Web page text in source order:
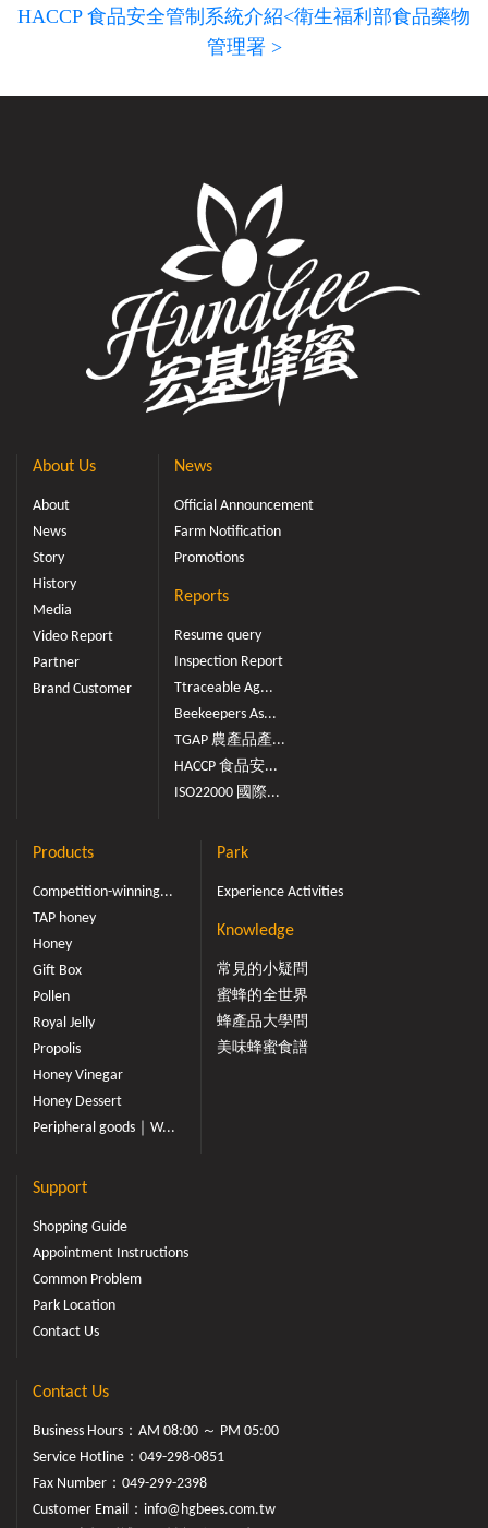
HACCP 食品安全管制系統介紹<衛生福利部食品藥物
管理署 >
About Us
About
News
Story
History
Media
Video Report
Partner
Brand Customer
News
Official Announcement
Farm Notification
Promotions
Reports
Resume query
Inspection Report
Ttraceable Ag...
Beekeepers As...
TGAP 農產品產...
HACCP 食品安...
ISO22000 國際...
Products
Competition-winning...
TAP honey
Honey
Gift Box
Pollen
Royal Jelly
Propolis
Honey Vinegar
Honey Dessert
Peripheral goods｜W...
Park
Experience Activities
Knowledge
常見的小疑問
蜜蜂的全世界
蜂產品大學問
美味蜂蜜食譜
Support
Shopping Guide
Appointment Instructions
Common Problem
Park Location
Contact Us
Contact Us
Business Hours：AM 08:00 ～ PM 05:00
Service Hotline： 049-298-0851
Fax Number：049-299-2398
Customer Email： info@hgbees.com.tw